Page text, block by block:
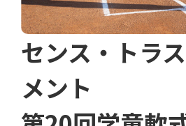
センス・トラ
メント